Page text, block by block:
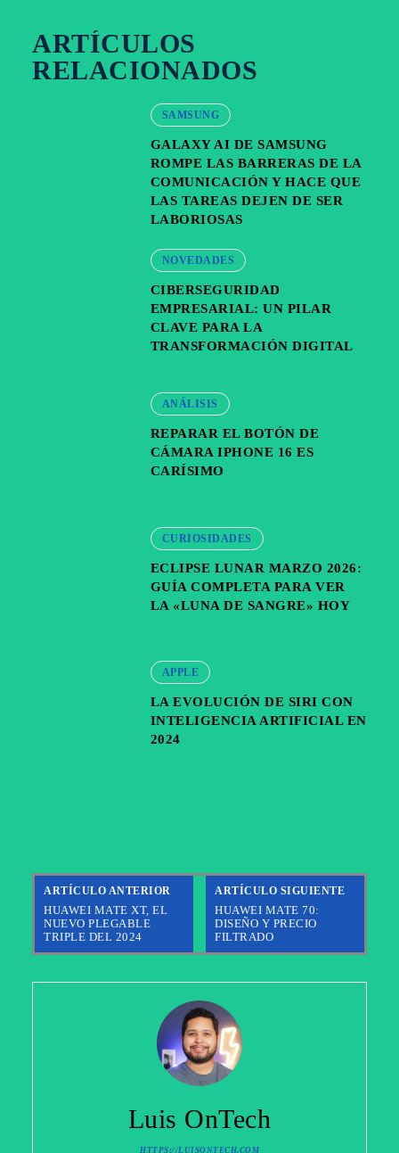
ARTÍCULOS
RELACIONADOS
SAMSUNG
GALAXY AI DE SAMSUNG
ROMPE LAS BARRERAS DE LA
COMUNICACIÓN Y HACE QUE
LAS TAREAS DEJEN DE SER
LABORIOSAS
NOVEDADES
CIBERSEGURIDAD
EMPRESARIAL: UN PILAR
CLAVE PARA LA
TRANSFORMACIÓN DIGITAL
ANÁLISIS
REPARAR EL BOTÓN DE
CÁMARA IPHONE 16 ES
CARÍSIMO
CURIOSIDADES
ECLIPSE LUNAR MARZO 2026:
GUÍA COMPLETA PARA VER
LA «LUNA DE SANGRE» HOY
APPLE
LA EVOLUCIÓN DE SIRI CON
INTELIGENCIA ARTIFICIAL EN
2024
ARTÍCULO ANTERIOR
HUAWEI MATE XT, EL
NUEVO PLEGABLE
TRIPLE DEL 2024
ARTÍCULO SIGUIENTE
HUAWEI MATE 70:
DISEÑO Y PRECIO
FILTRADO
Luis OnTech
HTTPS://LUISONTECH.COM